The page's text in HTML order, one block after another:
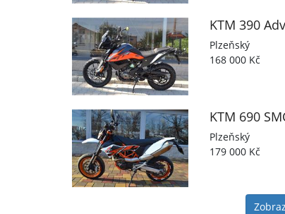
KTM 390
Plzeňský
168 000 Kč
KTM 690
Plzeňský
179 000 Kč